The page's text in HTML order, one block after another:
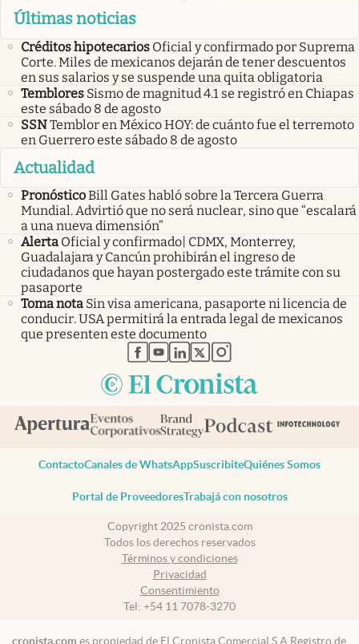
Últimas noticias
Créditos hipotecarios Oficial y confirmado por Suprema
Corte. Miles de mexicanos dejarán de tener descuentos
en sus salarios y se suspende una quita obligatoria
Temblores Sismo de magnitud 4.1 se registró en Chiapas
este sábado 8 de agosto
SSNTemblor en México HOY: de cuánto fue el terremoto
en Guerrero este sábado 8 de agosto
Actualidad
PronósticoBill Gates habló sobre la Tercera Guerra
Mundial. Advirtió que no será nuclear, sino que “escalará
a una nueva dimensión”
Alerta Oficial y confirmado| CDMX, Monterrey,
Guadalajara y Cancún prohibirán el ingreso de
ciudadanos que hayan postergado este trámite con su
pasaporte
Toma nota Sin visa americana, pasaporte ni licencia de
conducir. USA permitirá la entrada legal de mexicanos
que presenten este documento
abre en nueva pestaña
abre en nueva pestaña
abre en nueva pestaña
abre en nueva pestaña
abre en nueva pestaña
ContactoCanales de WhatsAppSuscribiteQuiénes Somos
Portal de ProveedoresTrabajá con nosotros
Copyright 2025 cronista.com
Todos los derechos reservados
Términos y condiciones
Privacidad
Consentimiento
Tel: +54 11 7078-3270
cronista.com es propiedad de El Cronista Comercial S.A Registro de